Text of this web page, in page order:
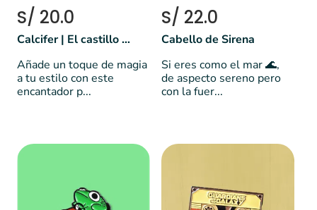
S/ 20.0
Calcifer | El castillo ambulante
Añade un toque de magia
a tu estilo con este
encantador p...
S/ 22.0
Cabello de Sirena
Si eres como el mar 🌊,
de aspecto sereno pero
con la fuer...